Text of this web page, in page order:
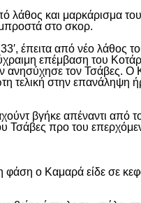
και μαρκάρισμα
μπροστά στο σκορ.
έπειτα από νέο λάθος
επέμβαση του
τον Τσάβες. Ο
τελική στην επανάληψη
βγήκε απέναντι από
Τσάβες προ του
ο Καμαρά είδε σε